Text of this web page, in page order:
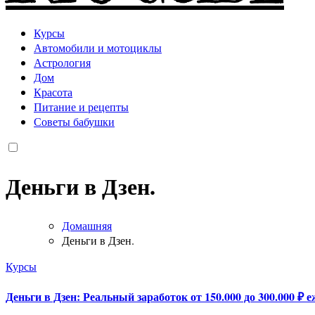
Курсы
Автомобили и мотоциклы
Астрология
Дом
Красота
Питание и рецепты
Советы бабушки
Деньги в Дзен.
Домашняя
Деньги в Дзен.
Курсы
Деньги в Дзен: Реальный заработок от 150.000 до 300.000 ₽